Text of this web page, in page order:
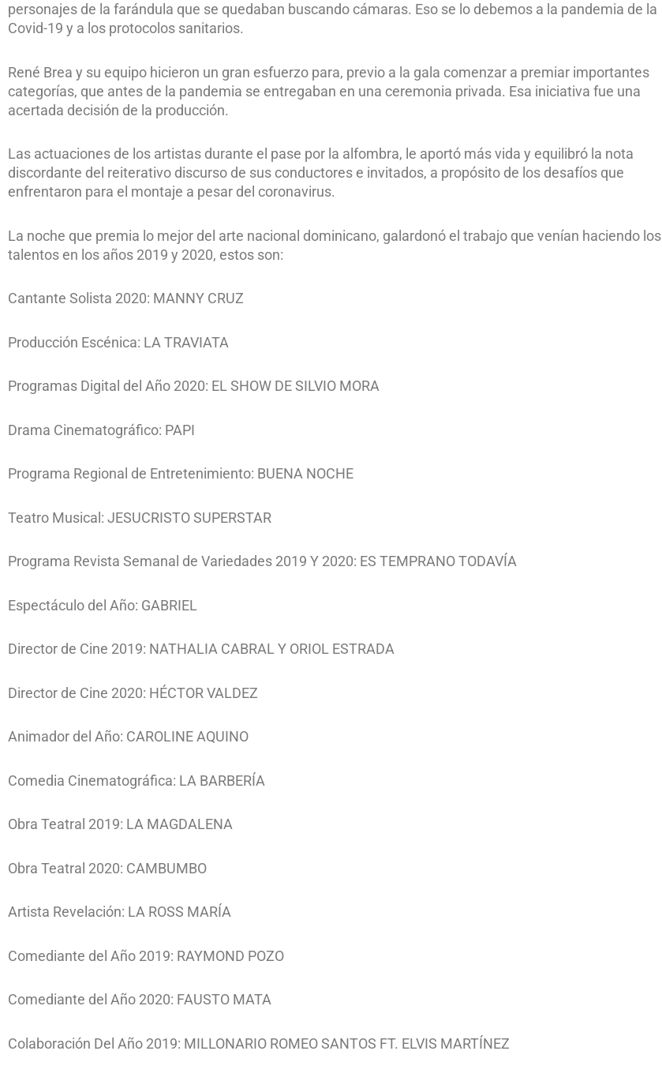
personajes de la farándula que se quedaban buscando cámaras. Eso se lo debemos a la pandemia de la
Covid-19 y a los protocolos sanitarios.
René Brea y su equipo hicieron un gran esfuerzo para, previo a la gala comenzar a premiar importantes
categorías, que antes de la pandemia se entregaban en una ceremonia privada. Esa iniciativa fue una
acertada decisión de la producción.
Las actuaciones de los artistas durante el pase por la alfombra, le aportó más vida y equilibró la nota
discordante del reiterativo discurso de sus conductores e invitados, a propósito de los desafíos que
enfrentaron para el montaje a pesar del coronavirus.
La noche que premia lo mejor del arte nacional dominicano, galardonó el trabajo que venían haciendo los
talentos en los años 2019 y 2020, estos son:
Cantante Solista 2020: MANNY CRUZ
Producción Escénica: LA TRAVIATA
Programas Digital del Año 2020: EL SHOW DE SILVIO MORA
Drama Cinematográfico: PAPI
Programa Regional de Entretenimiento: BUENA NOCHE
Teatro Musical: JESUCRISTO SUPERSTAR
Programa Revista Semanal de Variedades 2019 Y 2020: ES TEMPRANO TODAVÍA
Espectáculo del Año: GABRIEL
Director de Cine 2019: NATHALIA CABRAL Y ORIOL ESTRADA
Director de Cine 2020: HÉCTOR VALDEZ
Animador del Año: CAROLINE AQUINO
Comedia Cinematográfica: LA BARBERÍA
Obra Teatral 2019: LA MAGDALENA
Obra Teatral 2020: CAMBUMBO
Artista Revelación: LA ROSS MARÍA
Comediante del Año 2019: RAYMOND POZO
Comediante del Año 2020: FAUSTO MATA
Colaboración Del Año 2019: MILLONARIO ROMEO SANTOS FT. ELVIS MARTÍNEZ